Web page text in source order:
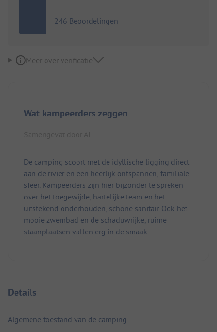
246 Beoordelingen
Meer over verificatie
Wat kampeerders zeggen
De camping scoort met de idyllische ligging direct
aan de rivier en een heerlijk ontspannen, familiale
sfeer. Kampeerders zijn hier bijzonder te spreken
over het toegewijde, hartelijke team en het
uitstekend onderhouden, schone sanitair. Ook het
mooie zwembad en de schaduwrijke, ruime
staanplaatsen vallen erg in de smaak.
Details
Algemene toestand van de camping